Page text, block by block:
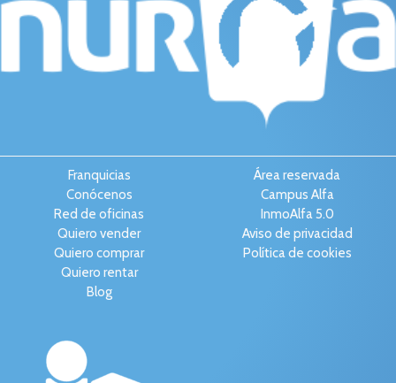
Franquicias
Conócenos
Red de oficinas
Quiero vender
Quiero comprar
Quiero rentar
Blog
Área reservada
Campus Alfa
InmoAlfa 5.0
Aviso de privacidad
Política de cookies